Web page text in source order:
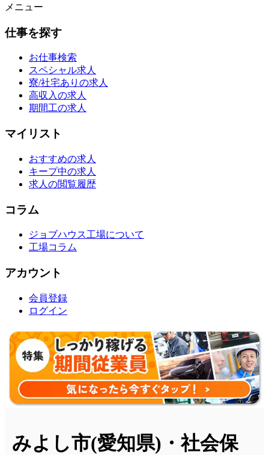
メニュー
仕事を探す
お仕事検索
スペシャル求人
寮/社宅ありの求人
高収入の求人
期間工の求人
マイリスト
おすすめの求人
キープ中の求人
求人の閲覧履歴
コラム
ジョブハウス工場について
工場コラム
アカウント
会員登録
ログイン
みよし市(愛知県)・社会保